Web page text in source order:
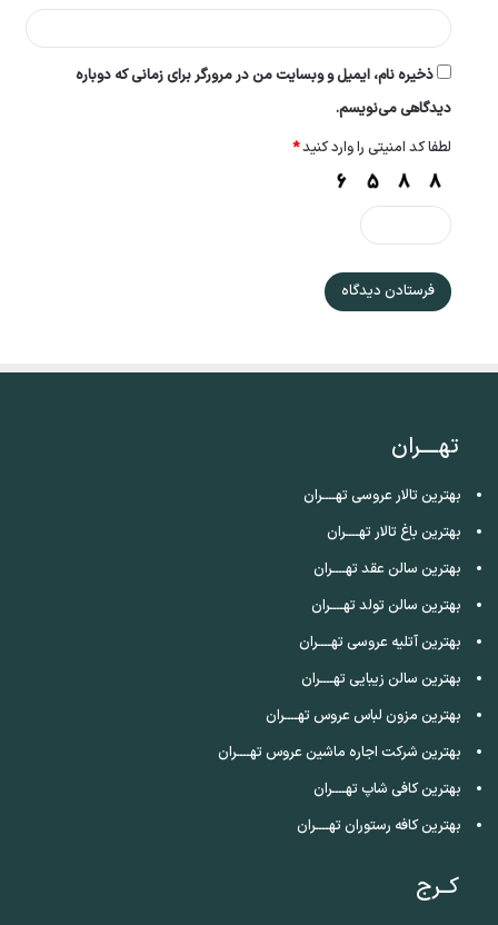
ذخیره نام، ایمیل و وبسایت من در مرورگر برای زمانی که دوباره
دیدگاهی می‌نویسم.
لطفا کد امنیتی را وارد کنید*
تهــــران
بهترین تالار عروسی تهــــران
بهترین باغ تالار تهــــران
بهترین سالن عقد تهــــران
بهترین سالن تولد تهــــران
بهترین آتلیه عروسی تهــــران
بهترین سالن زیبایی تهــــران
بهترین مزون لباس عروس تهــــران
بهترین شرکت اجاره ماشین عروس تهــــران
بهترین کافی شاپ تهــــران
بهترین کافه رستوران تهــــران
کــرج